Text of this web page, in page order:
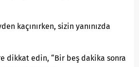
kaçınırken, sizin yanınızda
dikkat edin, “Bir beş dakika sonra